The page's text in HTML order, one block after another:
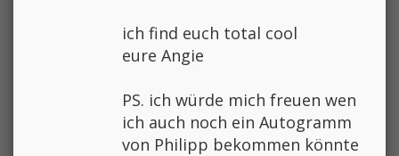
ich find euch total cool
eure Angie
PS. ich würde mich freuen wen
ich auch noch ein Autogramm
von Philipp bekommen könnte